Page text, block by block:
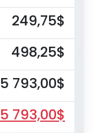
249,75$
498,25$
5 793,00$
5 793,00$